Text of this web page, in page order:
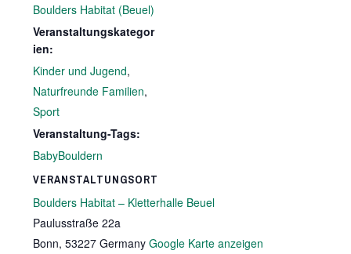
Boulders Habitat (Beuel)
Veranstaltungskategor
ien:
Kinder und Jugend,
Naturfreunde Familien,
Sport
Veranstaltung-Tags:
BabyBouldern
VERANSTALTUNGSORT
Boulders Habitat – Kletterhalle Beuel
Paulusstraße 22a
Bonn, 53227 Germany Google Karte anzeigen